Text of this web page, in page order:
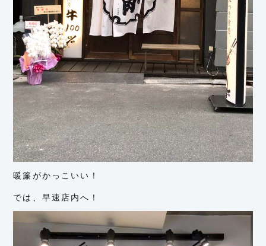
暖簾がかっこいい！
では、早速店内へ！